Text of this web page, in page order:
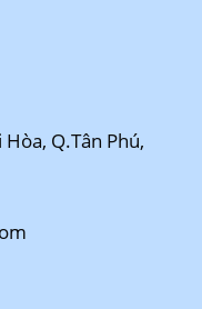
Q.Tân Phú,